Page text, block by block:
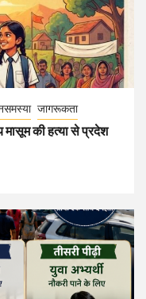
जागरूकता
मासूम की हत्या से प्रदेश